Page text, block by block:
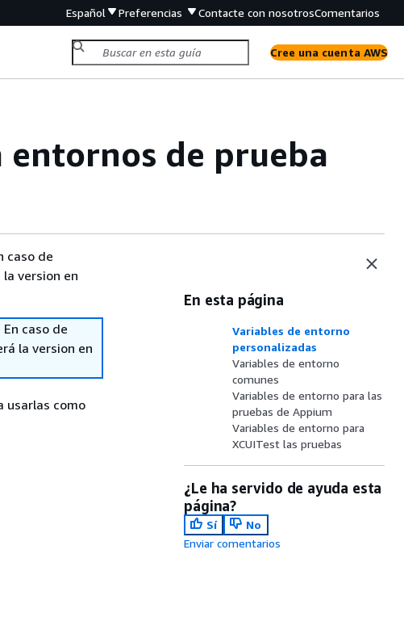
Español Preferencias Contacte con nosotrosComentarios
Cree una cuenta AWS
de prueba
caso de
version en
caso de
la version en
usarlas como
En esta página
Variables de entorno
personalizadas
Variables de entorno
comunes
Variables de entorno para las
pruebas de Appium
Variables de entorno para
XCUITest las pruebas
¿Le ha servido de ayuda esta
página?
Sí
No
Enviar comentarios